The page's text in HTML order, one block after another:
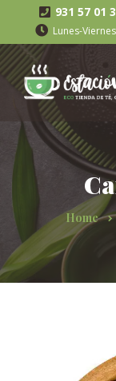
931 57 01
Lunes-
Home